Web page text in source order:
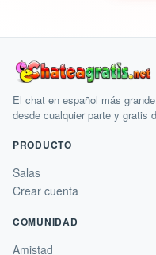
El chat en español más
desde cualquier parte y gratis
PRODUCTO
Salas
Crear cuenta
COMUNIDAD
Amistad